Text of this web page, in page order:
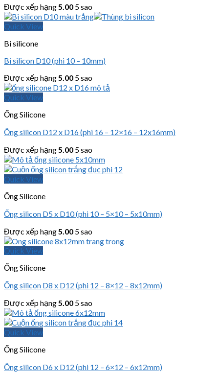
Được xếp hạng 5.00 5 sao
Quick View
Bi silicone
Bi silicon D10 (phi 10 – 10mm)
Được xếp hạng 5.00 5 sao
Quick View
Ống Silicone
Ống silicon D12 x D16 (phi 16 – 12×16 – 12x16mm)
Được xếp hạng 5.00 5 sao
Quick View
Ống Silicone
Ống silicon D5 x D10 (phi 10 – 5×10 – 5x10mm)
Được xếp hạng 5.00 5 sao
Quick View
Ống Silicone
Ống silicon D8 x D12 (phi 12 – 8×12 – 8x12mm)
Được xếp hạng 5.00 5 sao
Quick View
Ống Silicone
Ống silicon D6 x D12 (phi 12 – 6×12 – 6x12mm)